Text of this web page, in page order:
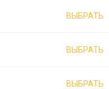
ВЫБРАТЬ
ВЫБРАТЬ
ВЫБРАТЬ